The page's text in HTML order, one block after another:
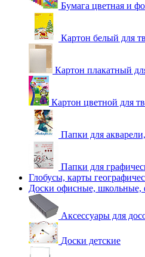
Бумага цветная и
Картон белый для
Картон плакатный
Картон цветной для
Папки для
Папки для
Глобусы, карты
Доски офисные, школьные,
Аксессуары для
Доски детские